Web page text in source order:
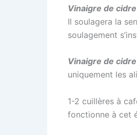
Vinaigre de
Il soulagera la
soulagement
Vinaigre de
uniquement les
1-2 cuillères à
fonctionne à cet